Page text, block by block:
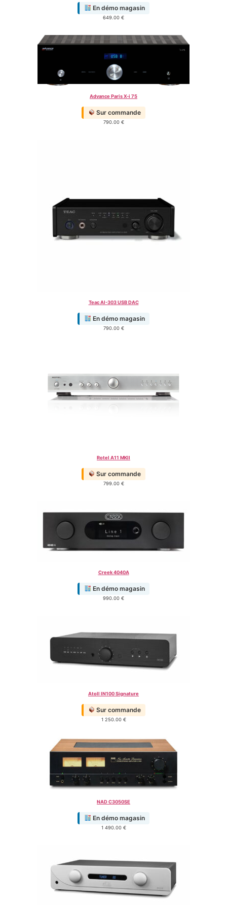
En démo magasin
649.00 €
Advance Paris X-i 75
Sur commande
790.00 €
Teac AI-303 USB DAC
En démo magasin
790.00 €
Rotel A11 MKII
Sur commande
799.00 €
Creek 4040A
En démo magasin
990.00 €
Atoll IN100 Signature
Sur commande
1 250.00 €
NAD C3050SE
En démo magasin
1 490.00 €